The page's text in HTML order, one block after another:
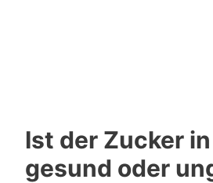
Ist der Zucker
gesund oder